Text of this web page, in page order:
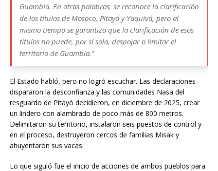
Guambía. En otras palabras, se reconoce la clarificación
de los títulos de Mosoco, Pitayó y Yaquivá, pero al
mismo tiempo se garantiza que la clarificación de esos
títulos no puede, por sí sola, despojar o limitar el
territorio de Guambía.”
El Estado habló, pero no logró escuchar. Las declaraciones
dispararon la desconfianza y las comunidades Nasa del
resguardo de Pitayó decidieron, en diciembre de 2025, crear
un lindero con alambrado de poco más de 800 metros.
Delimitaron su territorio, instalaron seis puestos de control y
en el proceso, destruyeron cercos de familias Misak y
ahuyentaron sus vacas.
Lo que siguió fue el inicio de acciones de ambos pueblos para